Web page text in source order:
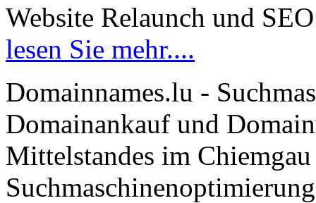
Website Relaunch und SEO
lesen Sie mehr....
Domainnames.lu -
Domainankauf und
Mittelstandes im
Suchmaschinenoptimierung